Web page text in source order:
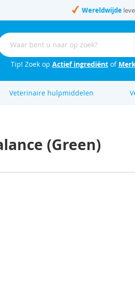
Wereldwijde
Tip! Zoek op Actief ingrediëntof
Veterinaire hulpmiddelen
(Green)